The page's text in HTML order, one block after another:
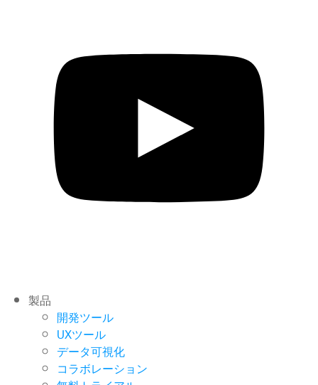
製品
開発ツール
UXツール
データ可視化
コラボレーション